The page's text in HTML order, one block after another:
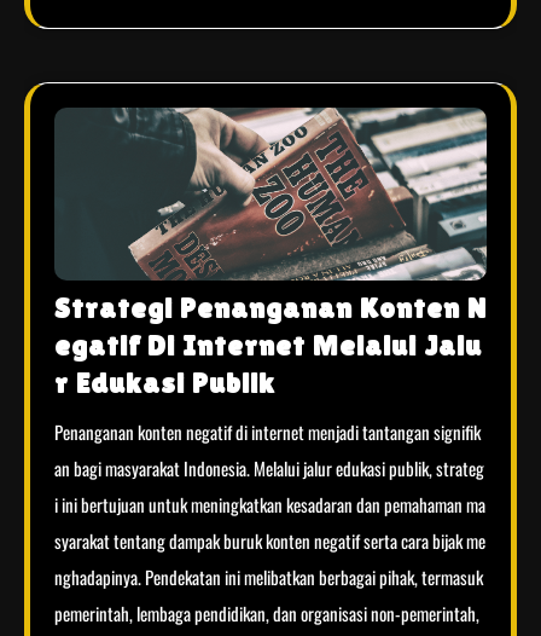
Strategi Penanganan Konten N
egatif Di Internet Melalui Jalu
r Edukasi Publik
Penanganan konten negatif di internet menjadi tantangan signifik
an bagi masyarakat Indonesia. Melalui jalur edukasi publik, strateg
i ini bertujuan untuk meningkatkan kesadaran dan pemahaman ma
syarakat tentang dampak buruk konten negatif serta cara bijak me
nghadapinya. Pendekatan ini melibatkan berbagai pihak, termasuk
pemerintah, lembaga pendidikan, dan organisasi non-pemerintah,